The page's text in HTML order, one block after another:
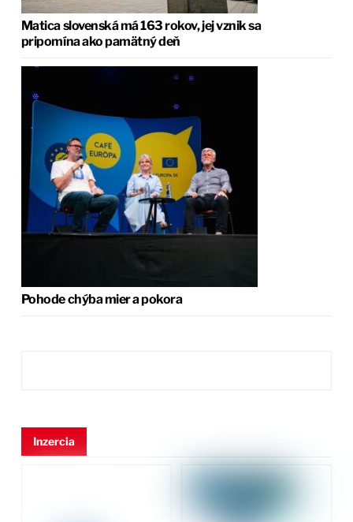
Matica slovenská má 163 rokov, jej vznik sa
pripomína ako pamätný deň
Pohode chýba mier a pokora
Inzercia